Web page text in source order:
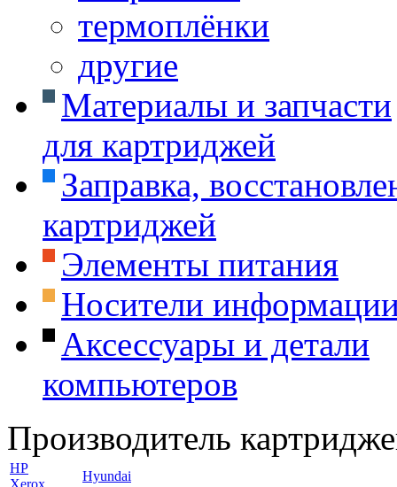
термоплёнки
другие
Материалы и запчасти
для картриджей
Заправка,
картриджей
Элементы питания
Носители
Аксессуары и детали
компьютеров
Производитель
HP
Xerox
Hyundai